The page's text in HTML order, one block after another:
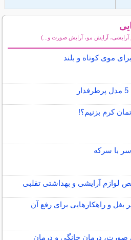
آرایش مو، آرایش صورت و...)
موی کوتاه و بلند
کرم بزنیم؟!
با سرکه
لوازم آرایشی و بهداشتی تقلبی
و راهکارهایی برای رفع آن
صورت، درمان خانگی و درمان